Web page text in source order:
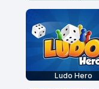
Ludo Hero